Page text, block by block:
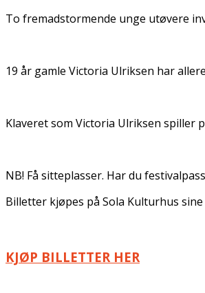
To fremadstormende unge utøvere
19 år gamle Victoria Ulriksen har
Klaveret som Victoria Ulriksen spiller
NB! Få sitteplasser. Har du
Billetter kjøpes på Sola Kulturhus
KJØP BILLETTER HER